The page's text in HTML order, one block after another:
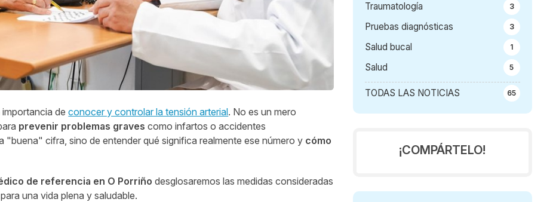
TODAS LAS NOTICIAS 65
Traumatología 3
Pruebas diagnósticas 3
Salud bucal 1
Salud 5
importancia deconocer y controlar la tensión arterial. No es un mero
prevenir problemas graves como infartos o accidentes
cifra, sino de entender qué significa realmente ese número y cómo
de referencia en O Porriño desglosaremos las medidas consideradas
una vida plena y saludable.
¡COMPÁRTELO!